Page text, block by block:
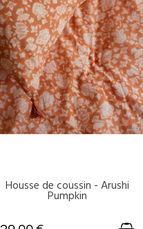
DISPONIBLE
Housse de coussin - Arushi
Pumpkin